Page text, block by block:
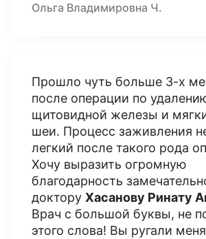
Ольга Владимировна Ч.
Прошло чуть больше 3-х
после операции по
щитовидной железы и
шеи. Процесс заживления
легкий после такого рода
Хочу выразить огромную
благодарность
доктору Хасанову Ринату
Врач с большой буквы, не
этого слова! Вы ругали